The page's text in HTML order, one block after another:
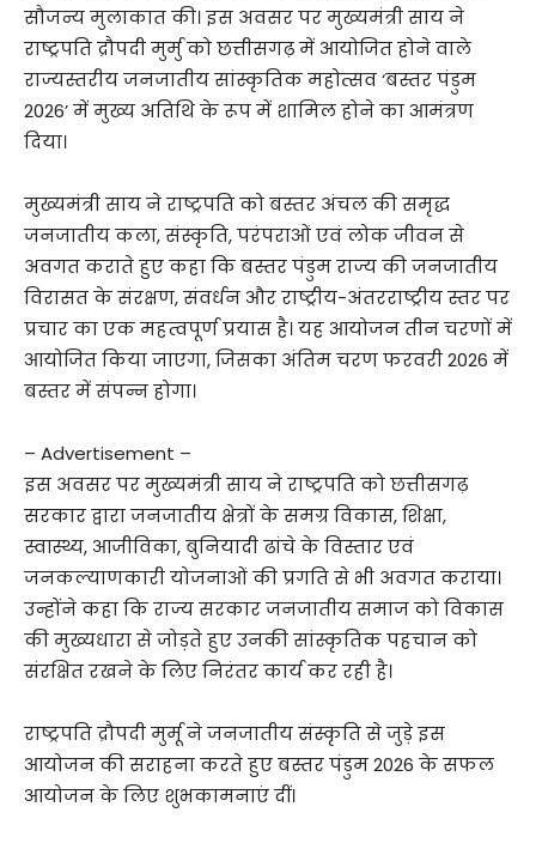
सौजन्य मुलाकात की। इस अवसर पर मुख्यमंत्री साय ने
राष्ट्रपति द्रौपदी मुर्मु को छत्तीसगढ़ में आयोजित होने वाले
राज्यस्तरीय जनजातीय सांस्कृतिक महोत्सव ‘बस्तर पंडुम
2026’ में मुख्य अतिथि के रूप में शामिल होने का आमंत्रण
दिया।
मुख्यमंत्री साय ने राष्ट्रपति को बस्तर अंचल की समृद्ध
जनजातीय कला, संस्कृति, परंपराओं एवं लोक जीवन से
अवगत कराते हुए कहा कि बस्तर पंडुम राज्य की जनजातीय
विरासत के संरक्षण, संवर्धन और राष्ट्रीय-अंतरराष्ट्रीय स्तर पर
प्रचार का एक महत्वपूर्ण प्रयास है। यह आयोजन तीन चरणों में
आयोजित किया जाएगा, जिसका अंतिम चरण फरवरी 2026 में
बस्तर में संपन्न होगा।
– Advertisement –
इस अवसर पर मुख्यमंत्री साय ने राष्ट्रपति को छत्तीसगढ़
सरकार द्वारा जनजातीय क्षेत्रों के समग्र विकास, शिक्षा,
स्वास्थ्य, आजीविका, बुनियादी ढांचे के विस्तार एवं
जनकल्याणकारी योजनाओं की प्रगति से भी अवगत कराया।
उन्होंने कहा कि राज्य सरकार जनजातीय समाज को विकास
की मुख्यधारा से जोड़ते हुए उनकी सांस्कृतिक पहचान को
संरक्षित रखने के लिए निरंतर कार्य कर रही है।
राष्ट्रपति द्रौपदी मुर्मू ने जनजातीय संस्कृति से जुड़े इस
आयोजन की सराहना करते हुए बस्तर पंडुम 2026 के सफल
आयोजन के लिए शुभकामनाएं दीं।